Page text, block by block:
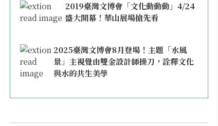
2019臺灣文博會「文化動動動」4/24
盛大開幕！華山展場搶先看
2025臺灣文博會8月登場！主題「水風
景」主視覺由雙金設計師操刀，詮釋文化
與水的共生美學